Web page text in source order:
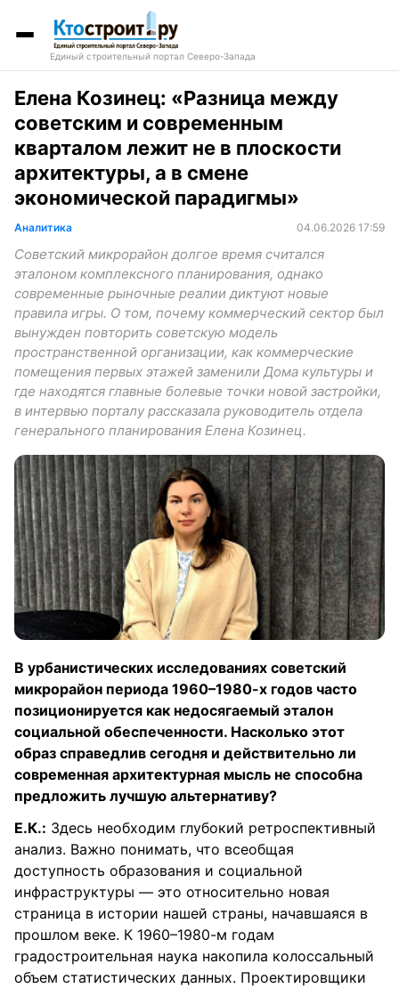
Единый строительный портал Северо-Запада
Елена Козинец: «Разница между
советским и современным
кварталом лежит не в плоскости
архитектуры, а в смене
экономической парадигмы»
Аналитика 04.06.2026 17:59
Советский микрорайон долгое время считался
эталоном комплексного планирования, однако
современные рыночные реалии диктуют новые
правила игры. О том, почему коммерческий сектор был
вынужден повторить советскую модель
пространственной организации, как коммерческие
помещения первых этажей заменили Дома культуры и
где находятся главные болевые точки новой застройки,
в интервью порталу рассказала руководитель отдела
генерального планирования Елена Козинец.
В урбанистических исследованиях советский
микрорайон периода 1960–1980-х годов часто
позиционируется как недосягаемый эталон
социальной обеспеченности. Насколько этот
образ справедлив сегодня и действительно ли
современная архитектурная мысль не способна
предложить лучшую альтернативу?
Е.К.: Здесь необходим глубокий ретроспективный
анализ. Важно понимать, что всеобщая
доступность образования и социальной
инфраструктуры — это относительно новая
страница в истории нашей страны, начавшаяся в
прошлом веке. К 1960–1980-м годам
градостроительная наука накопила колоссальный
объем статистических данных. Проектировщики